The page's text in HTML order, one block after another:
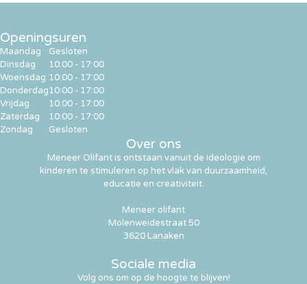
Sociale media
Volg ons om op de hoogte te blijven!
Over ons
Meneer Olifant is ontstaan vanuit de ideologie om
kinderen te stimuleren op het vlak van duurzaamheid,
educatie en creativiteit.
Meneer olifant
Molenweidestraat 50
3620 Lanaken
Openingsuren
Maandag
Dinsdag
Woensdag
Donderdag
Vrijdag
Zaterdag
Zondag
Gesloten
10:00 - 17:00
10:00 - 17:00
10:00 - 17:00
10:00 - 17:00
10:00 - 17:00
Gesloten